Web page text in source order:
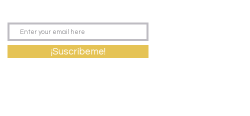
¡Suscríbeme!